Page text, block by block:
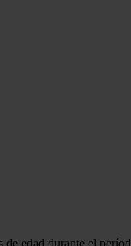
edad durante el